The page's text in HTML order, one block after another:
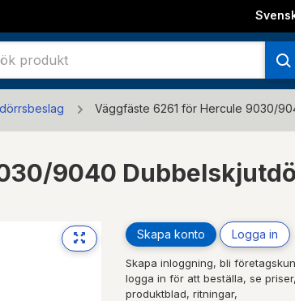
Väggfäste 6261 för Hercule 9030/
9040
Skapa konto Logga in
Skapa inloggning, bli
logga in för att beställa, se priser,
produktblad, ritningar,